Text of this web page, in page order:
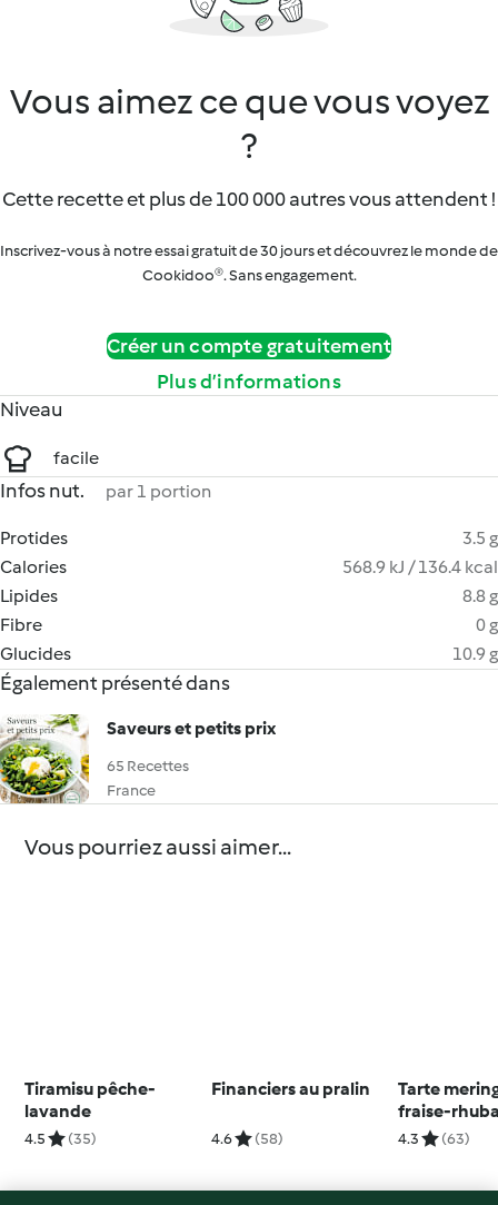
Vous aimez ce que vous voyez
?
Cette recette et plus de 100 000 autres vous attendent !
Inscrivez-vous à notre essai gratuit de 30 jours et découvrez le monde de
Cookidoo®. Sans engagement.
Créer un compte gratuitement
Plus d’informations
Niveau
facile
Infos nut. par 1 portion
Protides
3.5 g
Calories
568.9 kJ / 136.4 kcal
Lipides
8.8 g
Fibre
0 g
Glucides
10.9 g
Également présenté dans
Saveurs et petits prix
65 Recettes
France
Vous pourriez aussi aimer...
Tiramisu pêche-
lavande
4.5 (35)
Financiers au pralin
4.6 (58)
Tarte
fraise-
4.3 (63)